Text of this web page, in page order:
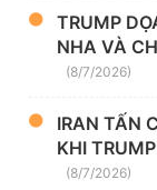
TRUMP
NHA VÀ
(8/7/2026)
IRAN TẤN
KHI
(8/7/2026)